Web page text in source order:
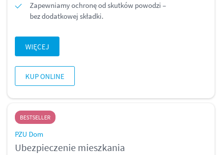
Zapewniamy ochronę od skutków powodzi –
bez dodatkowej składki.
WIĘCEJ
KUP ONLINE
BESTSELLER
PZU Dom
Ubezpieczenie mieszkania